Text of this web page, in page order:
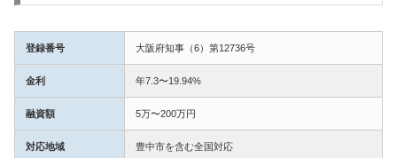
登録番号 大阪府知事（6）第12736号
金利 年7.3〜19.94%
融資額 5万〜200万円
対応地域 豊中市を含む全国対応